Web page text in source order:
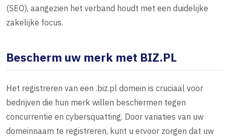
(SEO), aangezien het verband houdt met een duidelijke
zakelijke focus.
Bescherm uw merk met BIZ.PL
Het registreren van een .biz.pl domein is cruciaal voor
bedrijven die hun merk willen beschermen tegen
concurrentie en cybersquatting. Door variaties van uw
domeinnaam te registreren, kunt u ervoor zorgen dat uw